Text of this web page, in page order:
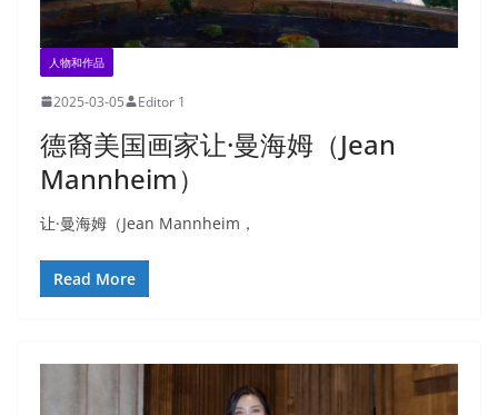
人物和作品
2025-03-05 Editor 1
德裔美国画家让·曼海姆（Jean
Mannheim）
让·曼海姆（Jean Mannheim，
Read More